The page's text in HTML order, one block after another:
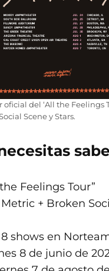
oficial del ‘All the Feelings
Scene y Stars.
Feelings Tour”
Metric + Broken
shows en
8 de junio de